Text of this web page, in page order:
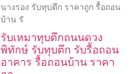
นางรอง รับทุบตึก ราคาถูก รื้อถอน
บ้าน รั
รับเหมาทุบตึกถนนดวง
พิทักษ์ รับทุบตึก รับรื้อถอน
อาคาร รื้อถอนบ้าน ราคา